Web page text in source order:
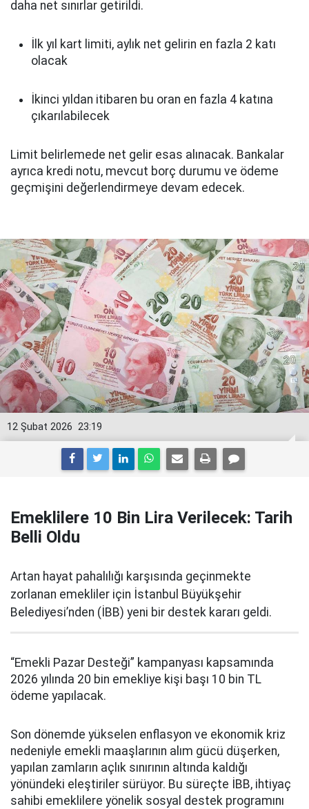
daha net sınırlar getirildi.
İlk yıl kart limiti, aylık net gelirin en fazla 2 katı
olacak
İkinci yıldan itibaren bu oran en fazla 4 katına
çıkarılabilecek
Limit belirlemede net gelir esas alınacak. Bankalar
ayrıca kredi notu, mevcut borç durumu ve ödeme
geçmişini değerlendirmeye devam edecek.
23:19
12 Şubat 2026
Emeklilere 10 Bin Lira Verilecek: Tarih
Belli Oldu
Artan hayat pahalılığı karşısında geçinmekte
zorlanan emekliler için İstanbul Büyükşehir
Belediyesi’nden (İBB) yeni bir destek kararı geldi.
“Emekli Pazar Desteği” kampanyası kapsamında
2026 yılında 20 bin emekliye kişi başı 10 bin TL
ödeme yapılacak.
Son dönemde yükselen enflasyon ve ekonomik kriz
nedeniyle emekli maaşlarının alım gücü düşerken,
yapılan zamların açlık sınırının altında kaldığı
yönündeki eleştiriler sürüyor. Bu süreçte İBB, ihtiyaç
sahibi emeklilere yönelik sosyal destek programını